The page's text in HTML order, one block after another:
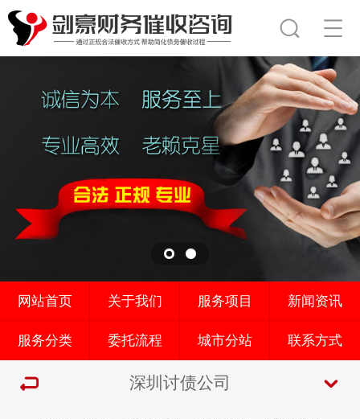
网站首页 关于我们 服务项目 新闻资讯
服务分类 委托流程 城市分站 联系方式
深圳讨债公司